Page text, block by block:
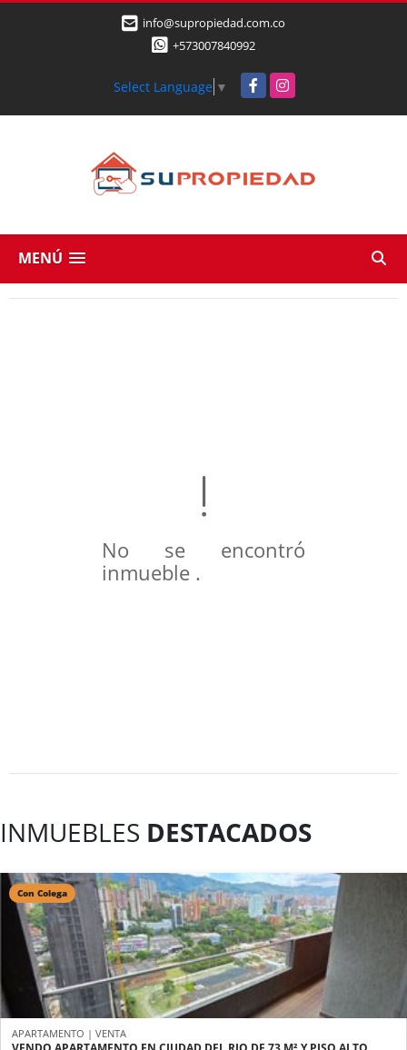
info@supropiedad.com.co
+573007840992
Select Language ▼ FacebookInstagram
MENÚ
No se encontró
inmueble .
INMUEBLES DESTACADOS
Con Colega
APARTAMENTO | VENTA